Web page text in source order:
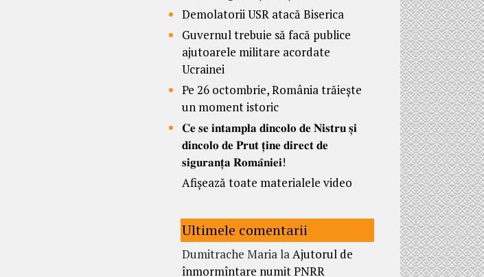
Demolatorii USR atacă Biserica
Guvernul trebuie să facă publice
ajutoarele militare acordate
Ucrainei
Pe 26 octombrie, România trăiește
un moment istoric
𝐂𝐞 𝐬𝐞 𝐢𝐧𝐭𝐚𝐦𝐩𝐥𝐚 𝐝𝐢𝐧𝐜𝐨𝐥𝐨 𝐝𝐞 𝐍𝐢𝐬𝐭𝐫𝐮 𝐬̦𝐢
𝐝𝐢𝐧𝐜𝐨𝐥𝐨 𝐝𝐞 𝐏𝐫𝐮𝐭 𝐭̦𝐢𝐧𝐞 𝐝𝐢𝐫𝐞𝐜𝐭 𝐝𝐞
𝐬𝐢𝐠𝐮𝐫𝐚𝐧𝐭̦𝐚 𝐑𝐨𝐦𝐚̂𝐧𝐢𝐞𝐢!
Afișează toate materialele video
Ultimele comentarii
Dumitrache MarialaAjutorul de
înmormîntare numit PNRR